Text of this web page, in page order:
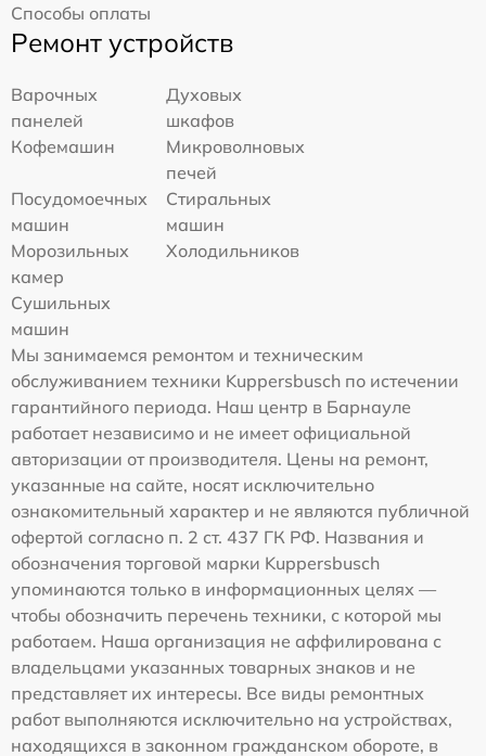
Способы оплаты
Ремонт устройств
Варочных
панелей
Духовых
шкафов
Кофемашин
Микроволновых
печей
Посудомоечных
машин
Стиральных
машин
Морозильных
камер
Холодильников
Сушильных
машин
Мы занимаемся ремонтом и техническим
обслуживанием техники Kuppersbusch по истечении
гарантийного периода. Наш центр в Барнауле
работает независимо и не имеет официальной
авторизации от производителя. Цены на ремонт,
указанные на сайте, носят исключительно
ознакомительный характер и не являются публичной
офертой согласно п. 2 ст. 437 ГК РФ. Названия и
обозначения торговой марки Kuppersbusch
упоминаются только в информационных целях —
чтобы обозначить перечень техники, с которой мы
работаем. Наша организация не аффилирована с
владельцами указанных товарных знаков и не
представляет их интересы. Все виды ремонтных
работ выполняются исключительно на устройствах,
находящихся в законном гражданском обороте, в